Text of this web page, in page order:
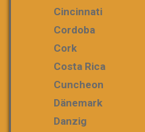
Cincinnati
Cordoba
Cork
Costa Rica
Cuncheon
Dänemark
Danzig